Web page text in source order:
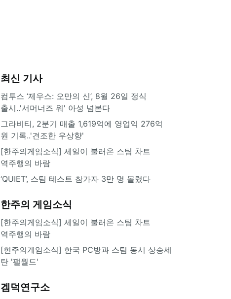
최신 기사
컴투스 ‘제우스: 오만의 신’, 8월 26일 정식
출시..'서머너즈 워' 아성 넘본다
그라비티, 2분기 매출 1,619억에 영업익 276억
원 기록..'견조한 우상향'
[한주의게임소식] 세일이 불러온 스팀 차트
역주행의 바람
‘QUIET’, 스팀 테스트 참가자 3만 명 몰렸다
한주의 게임소식
[한주의게임소식] 세일이 불러온 스팀 차트
역주행의 바람
[힌주의게임소식] 한국 PC방과 스팀 동시 상승세
탄 '팰월드'
겜덕연구소